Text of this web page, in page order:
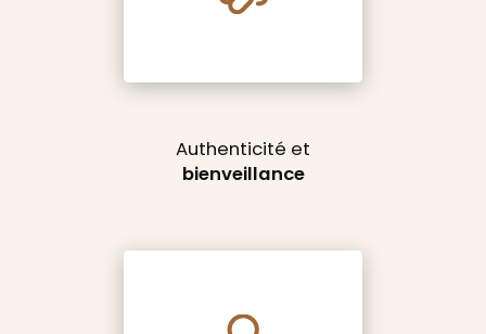
Authenticité et
bienveillance